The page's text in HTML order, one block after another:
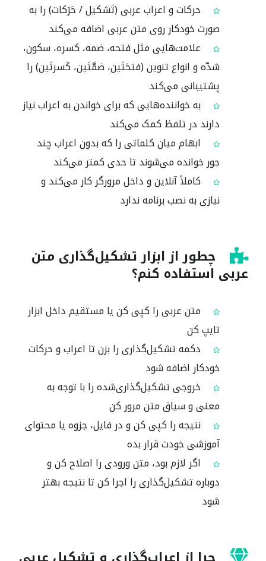
حرکات و اعراب عربی (تَشکیل / حَرَکات) را به
صورت خودکار روی متن عربی اضافه می‌کند
علامت‌هایی مثل فتحه، ضمه، کسره، سکون،
شدّه و انواع تنوین (فتحَتَین، ضمَّتَین، کَسرتَین) را
پشتیبانی می‌کند
به خواننده‌هایی که برای خواندن به اعراب نیاز
دارند در تلفظ کمک می‌کند
ابهام میان کلماتی را که بدون اعراب چند
جور خوانده می‌شوند تا حدی کمتر می‌کند
کاملاً آنلاین و داخل مرورگر کار می‌کند و
نیازی به نصب برنامه ندارد
چطور از ابزار تشکیل‌گذاری متن
عربی استفاده کنم؟
متن عربی را کپی کن یا مستقیم داخل ابزار
تایپ کن
دکمه تشکیل‌گذاری را بزن تا اعراب و حرکات
خودکار اضافه شود
خروجی تشکیل‌گذاری‌شده را با توجه به
معنی و سیاق متن مرور کن
نتیجه را کپی کن و در فایل، جزوه یا محتوای
آموزشی خودت قرار بده
اگر لازم بود، متن ورودی را اصلاح کن و
دوباره تشکیل‌گذاری را اجرا کن تا نتیجه بهتر
شود